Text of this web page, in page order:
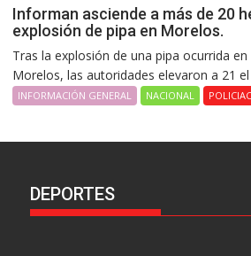
Informan asciende a más de 20
explosión de pipa en Morelos.
Tras la explosión de una pipa ocurrida en
Morelos, las autoridades elevaron a 21
INFORMACIÓN GENERAL NACIONAL
DEPORTES